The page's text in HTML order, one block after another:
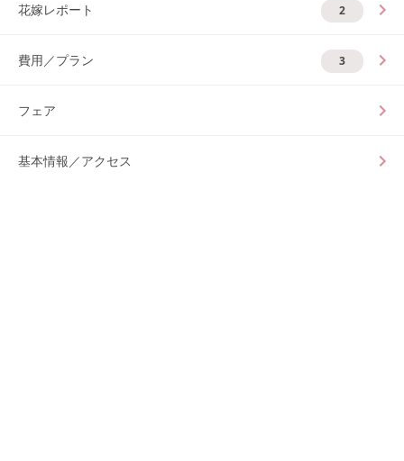
花嫁レポート 2
費用／プラン 3
フェア
基本情報／アクセス